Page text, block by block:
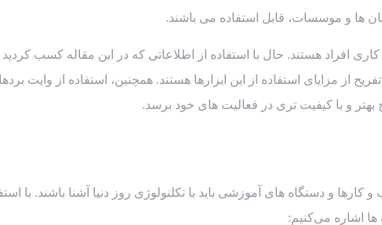
ها و موسسات، قابل استفاده می باشند.
افراد هستند. حال با استفاده از اطلاعاتی که در این مقاله کسب
از مزایای استفاده از این ابزارها هستند. همچنین، استفاده از وایت
بهتر و با کیفیت تری در فعالیت های خود برسد.
و دستگاه ‌های آموزشی باید با تکلنولوژی روز دنیا آشنا باشند. با
‌ها اشاره می‌کنیم: